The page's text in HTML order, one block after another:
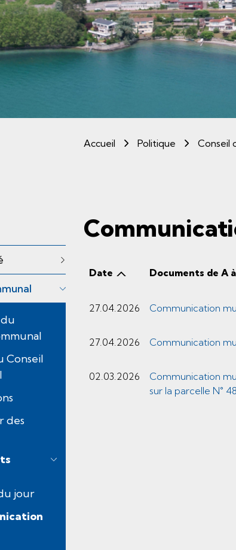
Accueil Politique Conseil
Conseil
des
jour
Date Documents de A
27.04.2026 Communication
27.04.2026 Communication
02.03.2026
Communication
sur la parcelle N°